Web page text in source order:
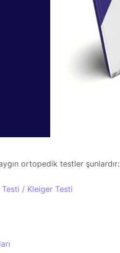
ortopedik testler şunlardır:
/ Kleiger Testi